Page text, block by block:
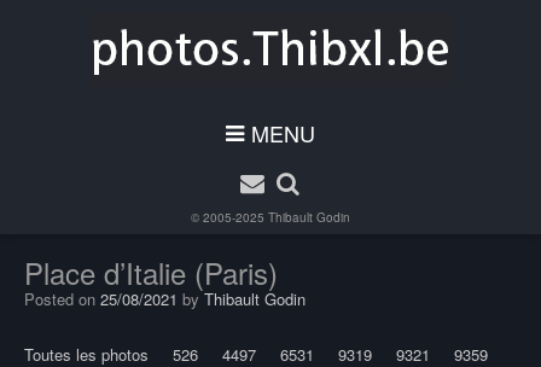
MENU
© 2005-2025 Thibault Godin
Place d’Italie (Paris)
Posted on 25/08/2021 byThibault Godin
Toutes les photos 526 4497 6531 9319 9321
9359